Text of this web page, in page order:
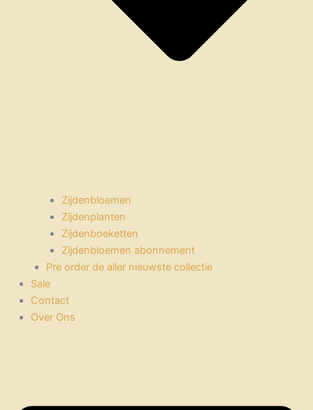
Zijdenbloemen
Zijdenplanten
Zijdenboeketten
Zijdenbloemen abonnement
Pre order de aller nieuwste collectie
Sale
Contact
Over Ons